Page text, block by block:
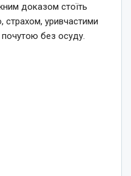
доказом стоїть
уривчастими
без осуду.